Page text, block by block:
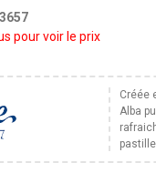
pour voir le prix
Créée
Alba